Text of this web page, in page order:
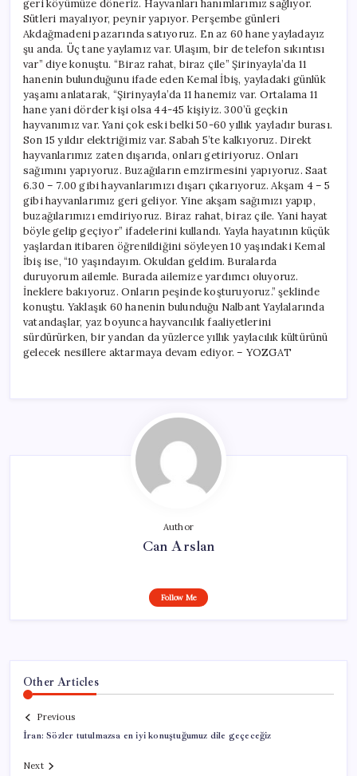
geri köyümüze döneriz. Hayvanları hanımlarımız sağlıyor.
Sütleri mayalıyor, peynir yapıyor. Perşembe günleri
Akdağmadeni pazarında satıyoruz. En az 60 hane yayladayız
şu anda. Üç tane yaylamız var. Ulaşım, bir de telefon sıkıntısı
var” diye konuştu. “Biraz rahat, biraz çile” Şirinyayla’da 11
hanenin bulunduğunu ifade eden Kemal İbiş, yayladaki günlük
yaşamı anlatarak, “Şirinyayla’da 11 hanemiz var. Ortalama 11
hane yani dörder kişi olsa 44-45 kişiyiz. 300’ü geçkin
hayvanımız var. Yani çok eski belki 50-60 yıllık yayladır burası.
Son 15 yıldır elektriğimiz var. Sabah 5’te kalkıyoruz. Direkt
hayvanlarımız zaten dışarıda, onları getiriyoruz. Onları
sağımını yapıyoruz. Buzağıların emzirmesini yapıyoruz. Saat
6.30 – 7.00 gibi hayvanlarımızı dışarı çıkarıyoruz. Akşam 4 – 5
gibi hayvanlarımız geri geliyor. Yine akşam sağımızı yapıp,
buzağılarımızı emdiriyoruz. Biraz rahat, biraz çile. Yani hayat
böyle gelip geçiyor” ifadelerini kullandı. Yayla hayatının küçük
yaşlardan itibaren öğrenildiğini söyleyen 10 yaşındaki Kemal
İbiş ise, “10 yaşındayım. Okuldan geldim. Buralarda
duruyorum ailemle. Burada ailemize yardımcı oluyoruz.
İneklere bakıyoruz. Onların peşinde koşturuyoruz.” şeklinde
konuştu. Yaklaşık 60 hanenin bulunduğu Nalbant Yaylalarında
vatandaşlar, yaz boyunca hayvancılık faaliyetlerini
sürdürürken, bir yandan da yüzlerce yıllık yaylacılık kültürünü
gelecek nesillere aktarmaya devam ediyor. – YOZGAT
Author
Can Arslan
Follow Me
Other Articles
Previous
İran: Sözler tutulmazsa en iyi konuştuğumuz dile geçeceğiz
Next